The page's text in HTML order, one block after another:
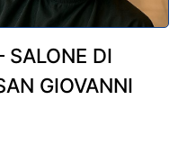
SALONE DI
GIOVANNI